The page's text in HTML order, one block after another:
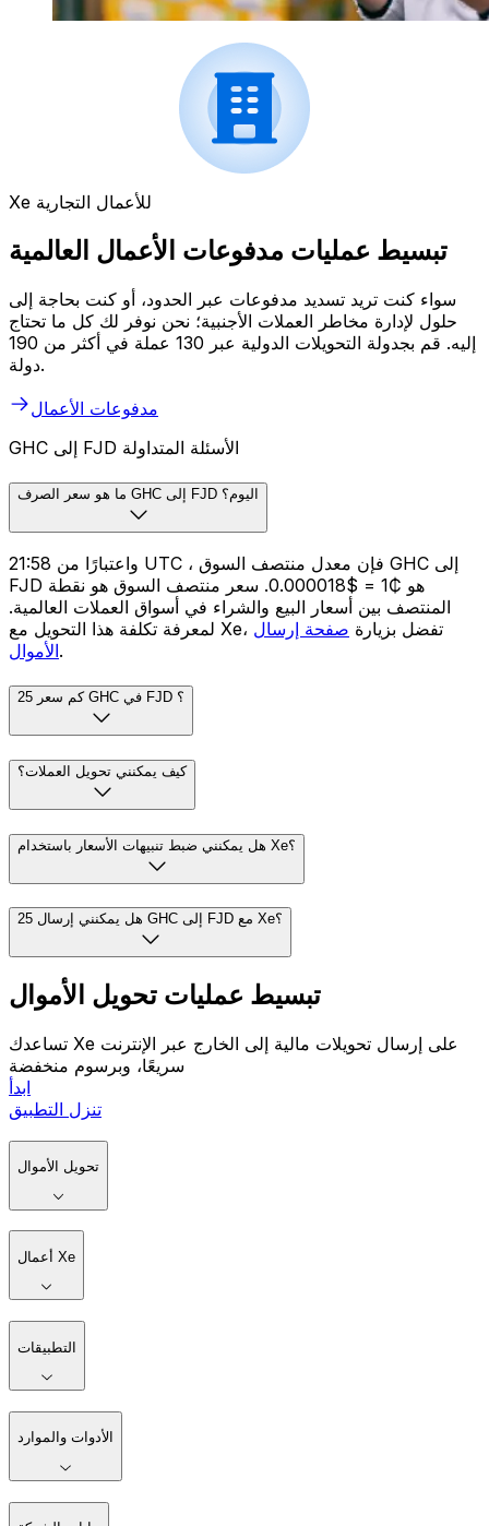
Xe للأعمال التجارية
تبسيط عمليات مدفوعات الأعمال العالمية
سواء كنت تريد تسديد مدفوعات عبر الحدود، أو كنت بحاجة إلى
حلول لإدارة مخاطر العملات الأجنبية؛ نحن نوفر لك كل ما تحتاج
إليه. قم بجدولة التحويلات الدولية عبر 130 عملة في أكثر من 190
دولة.
مدفوعات الأعمال
GHC إلى FJD الأسئلة المتداولة
ما هو سعر الصرف GHC إلى FJD اليوم؟
واعتبارًا من 21:58 UTC ، فإن معدل منتصف السوق GHC إلى
FJD هو ₵1 = $0.000018. سعر منتصف السوق هو نقطة
المنتصف بين أسعار البيع والشراء في أسواق العملات العالمية.
لمعرفة تكلفة هذا التحويل مع Xe، تفضل بزيارة صفحة إرسال
الأموال.
كم سعر 25 GHC في FJD ؟
كيف يمكنني تحويل العملات؟
هل يمكنني ضبط تنبيهات الأسعار باستخدام Xe؟
هل يمكنني إرسال 25 GHC إلى FJD مع Xe؟
تبسيط عمليات تحويل الأموال
تساعدك Xe على إرسال تحويلات مالية إلى الخارج عبر الإنترنت
سريعًا، وبرسوم منخفضة
ابدأ
تنزل التطبيق
تحويل الأموال
أعمال Xe
التطبيقات
الأدوات والموارد